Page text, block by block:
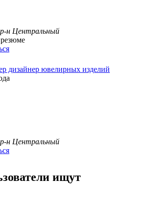
н Центральный
дизайнер ювелирных изделий
н Центральный
ищут